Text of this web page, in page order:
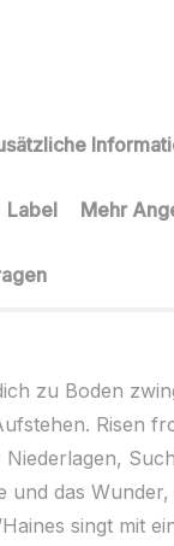
Label Mehr
zu Boden
Risen
und das
singt mit